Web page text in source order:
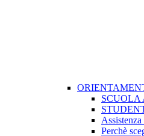
SCUOLA
Perchè